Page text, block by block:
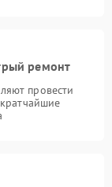
ремонт
провести